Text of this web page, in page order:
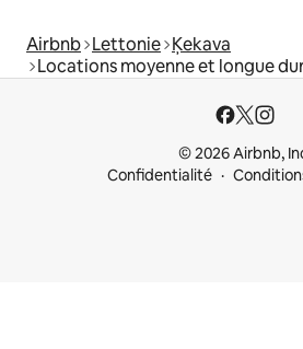
Airbnb Lettonie Ķekava
Locations moyenne et longue
© 2026 Airbnb,
Confidentialité